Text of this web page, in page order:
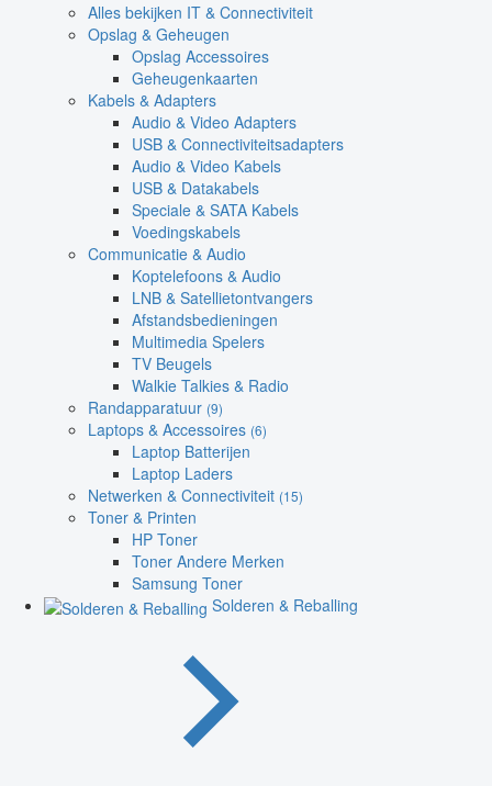
Alles bekijken IT & Connectiviteit
Opslag & Geheugen
Opslag Accessoires
Geheugenkaarten
Kabels & Adapters
Audio & Video Adapters
USB & Connectiviteitsadapters
Audio & Video Kabels
USB & Datakabels
Speciale & SATA Kabels
Voedingskabels
Communicatie & Audio
Koptelefoons & Audio
LNB & Satellietontvangers
Afstandsbedieningen
Multimedia Spelers
TV Beugels
Walkie Talkies & Radio
Randapparatuur (9)
Laptops & Accessoires (6)
Laptop Batterijen
Laptop Laders
Netwerken & Connectiviteit (15)
Toner & Printen
HP Toner
Toner Andere Merken
Samsung Toner
Solderen & Reballing